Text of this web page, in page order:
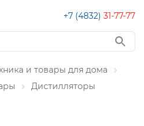
+7 (4832) 31-77-77
и товары для дома
Дистилляторы